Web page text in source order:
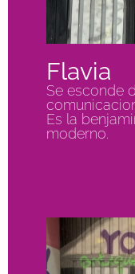
Flavia
Se esconde
Es la
moderno.